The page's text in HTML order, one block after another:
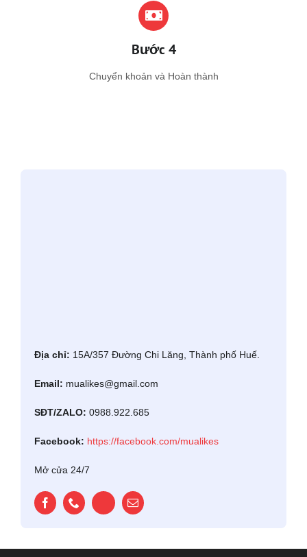
Bước 4
Chuyển khoản và Hoàn thành
Địa chỉ: 15A/357 Đường Chi Lăng, Thành phố Huế.
Email: mualikes@gmail.com
SĐT/ZALO: 0988.922.685
Facebook: https://facebook.com/mualikes
Mở cửa 24/7